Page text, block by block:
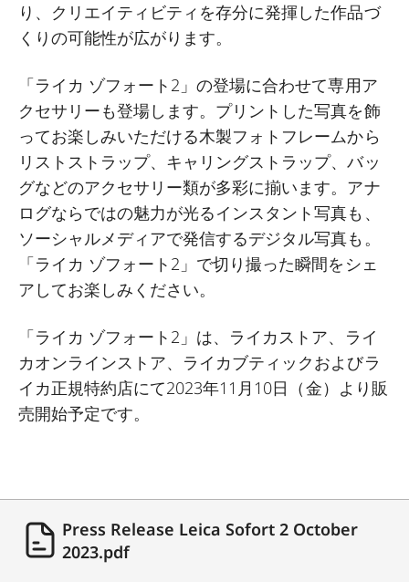
り、クリエイティビティを存分に発揮した作品づ
くりの可能性が広がります。
「ライカ ゾフォート2」の登場に合わせて専用ア
クセサリーも登場します。プリントした写真を飾
ってお楽しみいただける木製フォトフレームから
リストストラップ、キャリングストラップ、バッ
グなどのアクセサリー類が多彩に揃います。アナ
ログならではの魅力が光るインスタント写真も、
ソーシャルメディアで発信するデジタル写真も。
「ライカ ゾフォート2」で切り撮った瞬間をシェ
アしてお楽しみください。
「ライカ ゾフォート2」は、ライカストア、ライ
カオンラインストア、ライカブティックおよびラ
イカ正規特約店にて2023年11月10日（金）より販
売開始予定です。
Press Release Leica Sofort 2 October
2023.pdf